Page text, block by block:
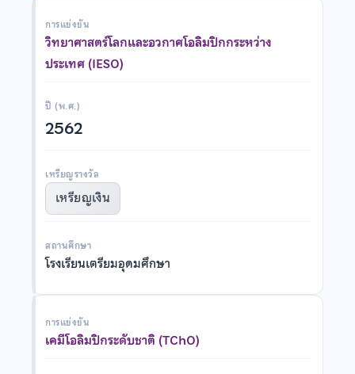
การแข่งขัน
วิทยาศาสตร์โลกและอวกาศโอลิมปิกกระหว่าง
ประเทศ (IESO)
ปี (พ.ศ.)
2562
เหรียญรางวัล
เหรียญเงิน
สถานศึกษา
โรงเรียนเตรียมอุดมศึกษา
การแข่งขัน
เคมีโอลิมปิกระดับชาติ (TChO)